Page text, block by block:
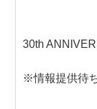
30th
※情報提供待